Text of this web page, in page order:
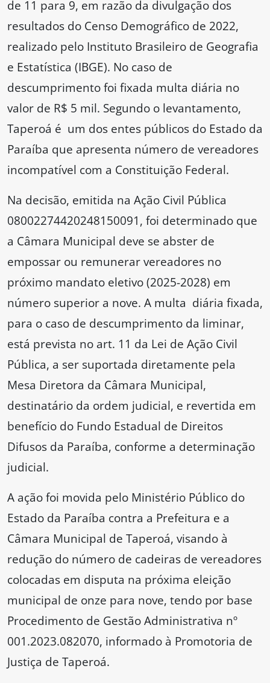
de 11 para 9, em razão da divulgação dos
resultados do Censo Demográfico de 2022,
realizado pelo Instituto Brasileiro de Geografia
e Estatística (IBGE). No caso de
descumprimento foi fixada multa diária no
valor de R$ 5 mil. Segundo o levantamento,
Taperoá é um dos entes públicos do Estado da
Paraíba que apresenta número de vereadores
incompatível com a Constituição Federal.
Na decisão, emitida na Ação Civil Pública
08002274420248150091, foi determinado que
a Câmara Municipal deve se abster de
empossar ou remunerar vereadores no
próximo mandato eletivo (2025-2028) em
número superior a nove. A multa diária fixada,
para o caso de descumprimento da liminar,
está prevista no art. 11 da Lei de Ação Civil
Pública, a ser suportada diretamente pela
Mesa Diretora da Câmara Municipal,
destinatário da ordem judicial, e revertida em
benefício do Fundo Estadual de Direitos
Difusos da Paraíba, conforme a determinação
judicial.
A ação foi movida pelo Ministério Público do
Estado da Paraíba contra a Prefeitura e a
Câmara Municipal de Taperoá, visando à
redução do número de cadeiras de vereadores
colocadas em disputa na próxima eleição
municipal de onze para nove, tendo por base
Procedimento de Gestão Administrativa nº
001.2023.082070, informado à Promotoria de
Justiça de Taperoá.